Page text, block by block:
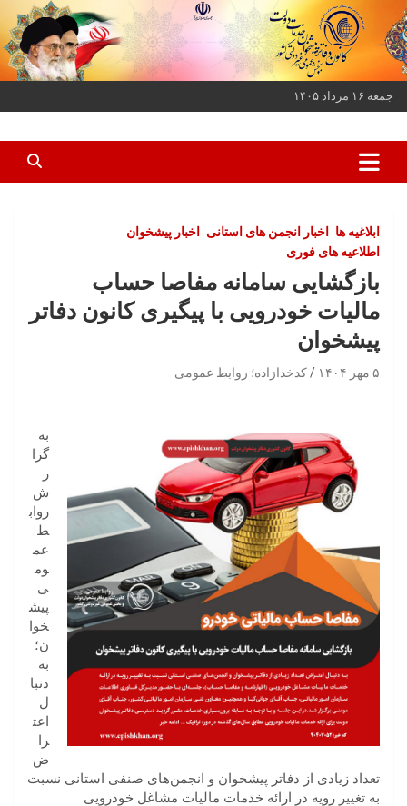
به
محتوا
بروید
جمعه ۱۶ مرداد ۱۴۰۵
کانون دفاتر پیشخوان
ابلاغیه ها اخبار انجمن های استانی
اخبار پیشخوان
اطلاعیه های فوری
بازگشایی سامانه مفاصا حساب
مالیات خودرویی با پیگیری کانون دفاتر
پیشخوان
۵ مهر ۱۴۰۴ کدخدازاده؛ روابط عمومی
به
گزا
ر
ش
رواب
ط
عم
وم
ی
پیش
خوا
ن؛
به
دنبا
ل
اعت
را
ض
تعداد زیادی از دفاتر پیشخوان و انجمن‌های صنفی استانی نسبت
به تغییر رویه در ارائه خدمات مالیات مشاغل خودرویی